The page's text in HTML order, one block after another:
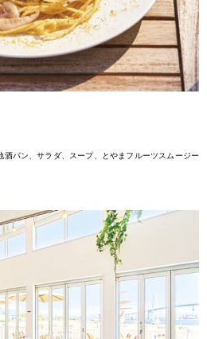
酒パン、サラ ダ、スープ、とやまフルーツスムージー